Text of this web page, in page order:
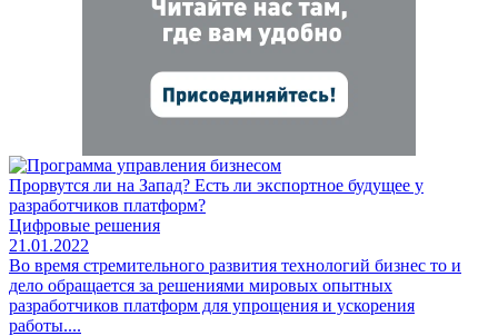
Прорвутся ли на Запад? Есть ли экспортное будущее у
разработчиков платформ?
Цифровые решения
21.01.2022
Во время стремительного развития технологий бизнес то и
дело обращается за решениями мировых опытных
разработчиков платформ для упрощения и ускорения
работы....